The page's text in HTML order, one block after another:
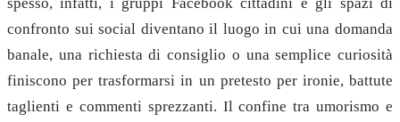
confronto sui social diventano il luogo in cui una domanda
banale, una richiesta di consiglio o una semplice curiosità
finiscono per trasformarsi in un pretesto per ironie, battute
taglienti e commenti sprezzanti. Il confine tra umorismo e